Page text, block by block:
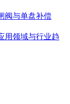
阀与单盘补偿
用领域与行业趋